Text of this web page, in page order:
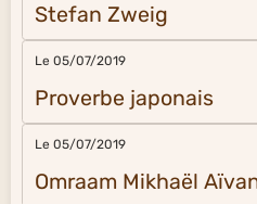
Stefan Zweig
Le 05/07/2019
Proverbe japonais
Le 05/07/2019
Omraam Mikhaël